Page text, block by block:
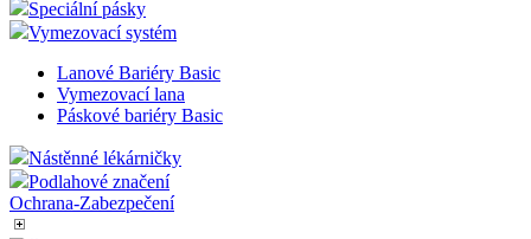
Speciální pásky
Vymezovací systém
Lanové Bariéry Basic
Vymezovací lana
Páskové bariéry Basic
Nástěnné lékárničky
Podlahové značení
Ochrana-Zabezpečení